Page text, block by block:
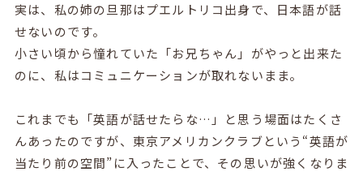
実は、私の姉の旦那はプエルトリコ出身で、日本語が話
せないのです。
小さい頃から憧れていた「お兄ちゃん」がやっと出来た
のに、私はコミュニケーションが取れないまま。
これまでも「英語が話せたらな…」と思う場面はたくさ
んあったのですが、東京アメリカンクラブという“英語が
当たり前の空間”に入ったことで、その思いが強くなりま